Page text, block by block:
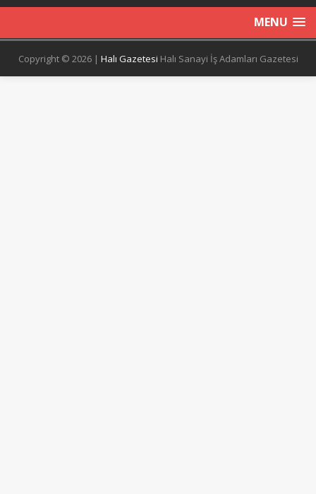
MENU
Copyright © 2026 | Halı Gazetesi Halı Sanayi İş Adamları Gazetesi